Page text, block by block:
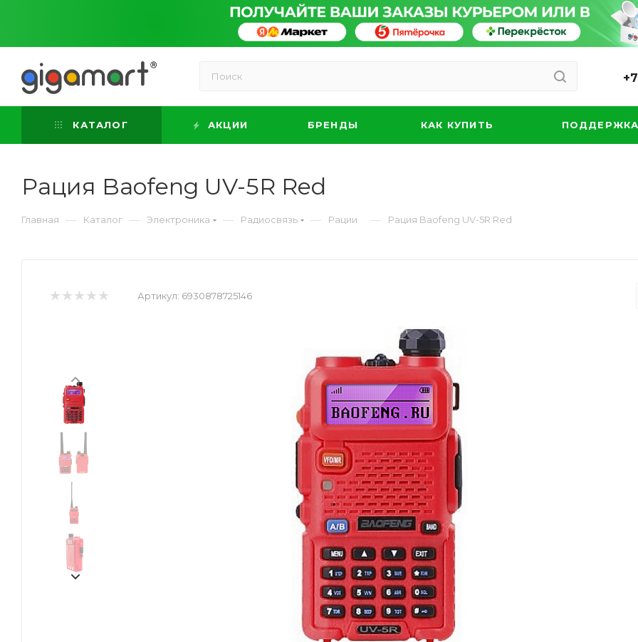
КАТАЛОГ АКЦИИ БРЕНДЫ КАК КУПИТЬ
Рация Baofeng UV-5R Red
Главная — Каталог — Электроника — Радиосвязь — Рации — Рация Baofeng UV-5R Red
Артикул: 6930878725146